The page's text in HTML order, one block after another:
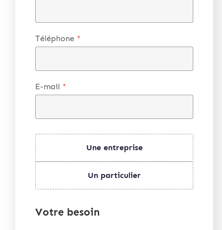
Téléphone *
E-mail *
Une entreprise
Un particulier
Votre besoin